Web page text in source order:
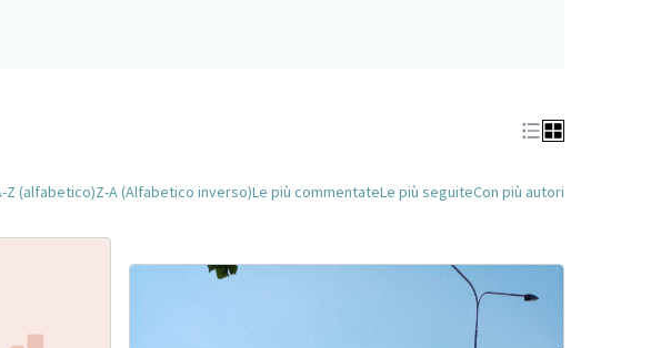
Z (alfabetico)Z-A (Alfabetico inverso)Le più commentateLe più seguiteCon più autori